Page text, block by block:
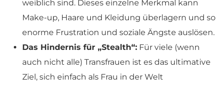
weiblich sind. Dieses einzelne Merkmal kann
Make-up, Haare und Kleidung überlagern und so
enorme Frustration und soziale Ängste auslösen.
Das Hindernis für „Stealth“: Für viele (wenn
auch nicht alle) Transfrauen ist es das ultimative
Ziel, sich einfach als Frau in der Welt